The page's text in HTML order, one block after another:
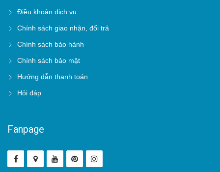
Điều khoản dịch vụ
Chính sách giao nhận, đổi trả
Chính sách bảo hành
Chính sách bảo mật
Hướng dẫn thanh toán
Hỏi đáp
Fanpage